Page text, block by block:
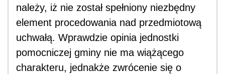
należy, iż nie został spełniony niezbędny
element procedowania nad przedmiotową
uchwałą. Wprawdzie opinia jednostki
pomocniczej gminy nie ma wiążącego
charakteru, jednakże zwrócenie się o